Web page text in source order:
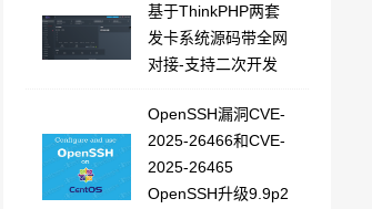
基于ThinkPHP两套
发卡系统源码带全网
对接-支持二次开发
OpenSSH漏洞CVE-
2025-26466和CVE-
2025-26465
OpenSSH升级9.9p2